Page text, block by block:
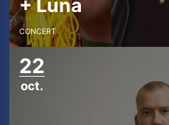
Les
+Luna
CONCERT
22
oct.